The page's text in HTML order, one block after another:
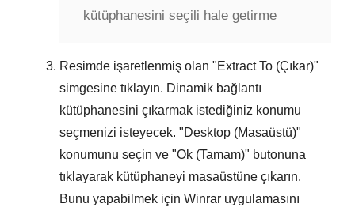
kütüphanesini seçili hale getirme
Resimde işaretlenmiş olan "Extract To (Çıkar)"
simgesine tıklayın. Dinamik bağlantı
kütüphanesini çıkarmak istediğiniz konumu
seçmenizi isteyecek. "Desktop (Masaüstü)"
konumunu seçin ve "Ok (Tamam)" butonuna
tıklayarak kütüphaneyi masaüstüne çıkarın.
Bunu yapabilmek için Winrar uygulamasını